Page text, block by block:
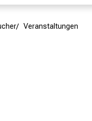
Veranstaltungen